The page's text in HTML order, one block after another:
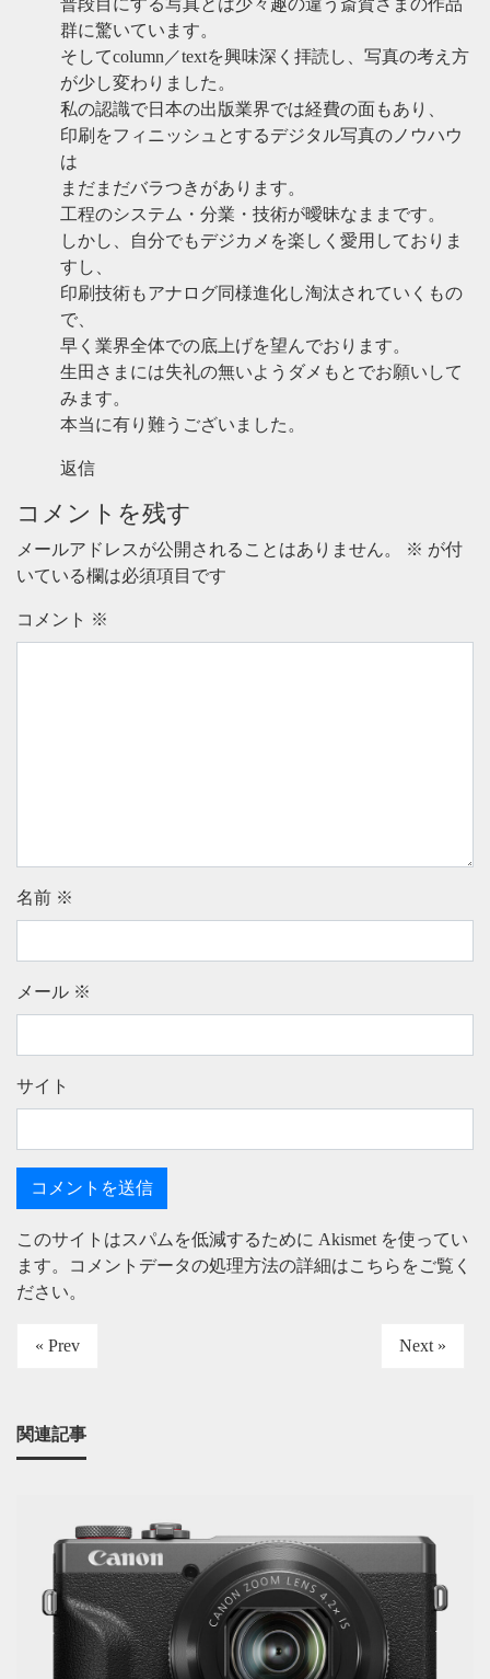
普段目にする写真とは少々趣の違う斎賀さまの作品
群に驚いています。
そしてcolumn／textを興味深く拝読し、写真の考え方
が少し変わりました。
私の認識で日本の出版業界では経費の面もあり、
印刷をフィニッシュとするデジタル写真のノウハウ
は
まだまだバラつきがあります。
工程のシステム・分業・技術が曖昧なままです。
しかし、自分でもデジカメを楽しく愛用しておりま
すし、
印刷技術もアナログ同様進化し淘汰されていくもの
で、
早く業界全体での底上げを望んでおります。
生田さまには失礼の無いようダメもとでお願いして
みます。
本当に有り難うございました。
返信
コメントを残す
メールアドレスが公開されることはありません。 ※ が付
いている欄は必須項目です
コメント ※
名前 ※
メール ※
サイト
このサイトはスパムを低減するために Akismet を使ってい
ます。
コメントデータの処理方法の詳細はこちらをご覧く
ださい。
« Prev Next »
関連記事